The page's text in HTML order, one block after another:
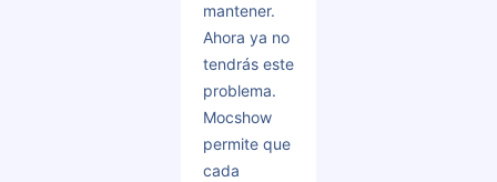
mantener.
Ahora ya no
tendrás este
problema.
Mocshow
permite que
cada